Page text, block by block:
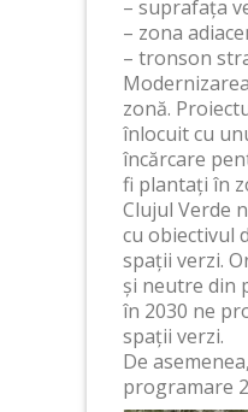
– suprafața
– zona
– tronson
zonă.
înlocuit cu
încărcare
fi plantați în
Clujul Verde
cu obiectivul
spații verzi.
și neutre din
în 2030 ne
spații verzi.
De
programare